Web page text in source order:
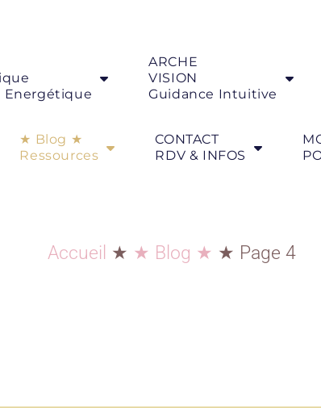
Energétique
ARCHE
VISION
Guidance Intuitive
★ Blog ★
Ressources
CONTACT
RDV & INFOS
Accueil ★ ★ Blog ★ ★ Page 4